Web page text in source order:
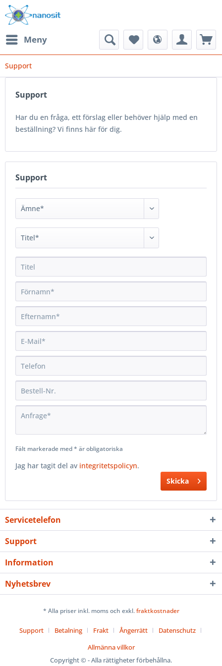
Meny
Support
Support
Har du en fråga, ett förslag eller behöver hjälp med en
beställning? Vi finns här för dig.
Support
Fält markerade med * är obligatoriska
Jag har tagit del av integritetspolicyn.
Skicka
Servicetelefon
Support
Information
Nyhetsbrev
* Alla priser inkl. moms och exkl.fraktkostnader
Support Betalning Frakt Ångerrätt
Datenschutz
Allmänna villkor
Copyright © - Alla rättigheter förbehållna.